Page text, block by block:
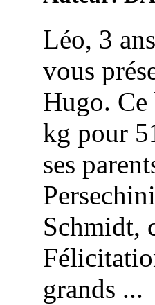
Léo, 3
vous
Hugo. Ce
kg pour
ses
Schmidt,
grands ...